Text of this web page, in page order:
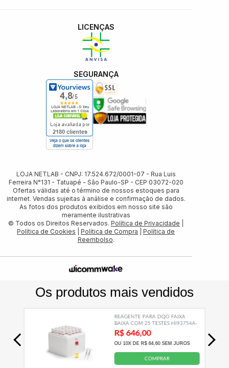
SEGURANÇA
LICENÇAS
LOJA NETLAB - CNPJ: 17.524.672/0001-07 - Rua Luis
Ferreira N°131 - Tatuapé - Sâo Paulo-SP - CEP 03072-020
Ofertas válidas até o término de nossos estoques para
internet. Vendas sujeitas à análise e confirmação de dados.
As fotos dos produtos exibidos em nosso site são
meramente ilustrativas
© Todos os Direitos Reservados. Política de Privacidade
Política de Cookies
Política de Compra
Política de
Reembolso.